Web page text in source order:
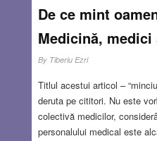
De ce mint
Medicină,
By Tiberiu Ezri
Titlul acestui articol –
deruta pe cititori. Nu este
colectivă medicilor,
personalului medical este